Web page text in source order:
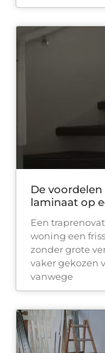
De
laminaat op
Een
woning een
zonder grote
vaker gekozen
vanwege